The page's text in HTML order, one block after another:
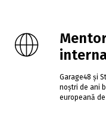
Garage48 și
noștri de ani
europeană